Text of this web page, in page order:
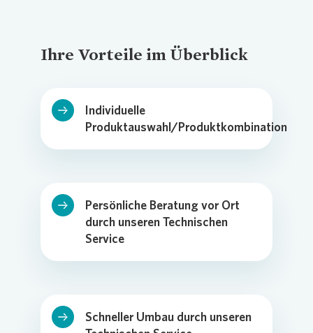
Ihre Vorteile im Überblick
Individuelle
Produktauswahl/Produktkombination
Persönliche Beratung vor Ort
durch unseren Technischen
Service
Schneller Umbau durch unseren